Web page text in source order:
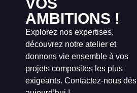
VOS
AMBITIONS !
Explorez nos expertises,
découvrez notre atelier et
donnons vie ensemble à vos
projets composites les plus
exigeants. Contactez-nous dès